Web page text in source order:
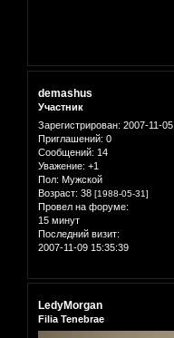
demashus
Участник
Зарегистрирован: 2007-11-05
Приглашений: 0
Сообщений: 14
Уважение: +1
Пол: Мужской
Возраст: 38 [1988-05-31]
Провел на форуме:
15 минут
Последний визит:
2007-11-09 15:35:39
LedyMorgan
Filia Tenebrae